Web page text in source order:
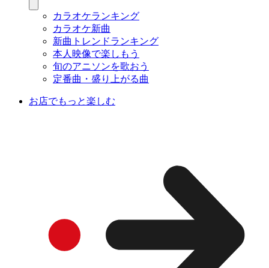
カラオケランキング
カラオケ新曲
新曲トレンドランキング
本人映像で楽しもう
旬のアニソンを歌おう
定番曲・盛り上がる曲
お店でもっと楽しむ